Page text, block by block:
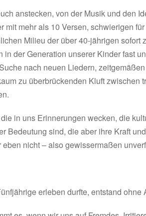
anstecken, von der Musik und den
mit mehr als 10 Versen, schwierigen
Milieu der über 40-jährigen sofort
in der Generation unserer Kinder fast
nach neuen Liedern,
zu überbrückenden Kluft zwischen
in uns Erinnerungen wecken, die
Bedeutung sind, die aber ihre Kraft
nicht – also gewissermaßen
erleben durfte, entstand